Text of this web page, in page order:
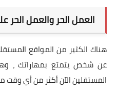
العمل الحر والعمل الحر
هناك الكثير من المواقع
عن شخص يتمتع بمهاراتك ،
المستقلين الآن أكثر من أي وقت